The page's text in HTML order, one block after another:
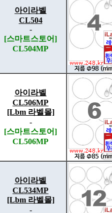
아이라벨
CL504
-
[스마트스토어]
CL504MP
아이라벨
CL506MP
[Lbm 라벨몰]
-
[스마트스토어]
CL506MP
아이라벨
CL534MP
[Lbm 라벨몰]
-